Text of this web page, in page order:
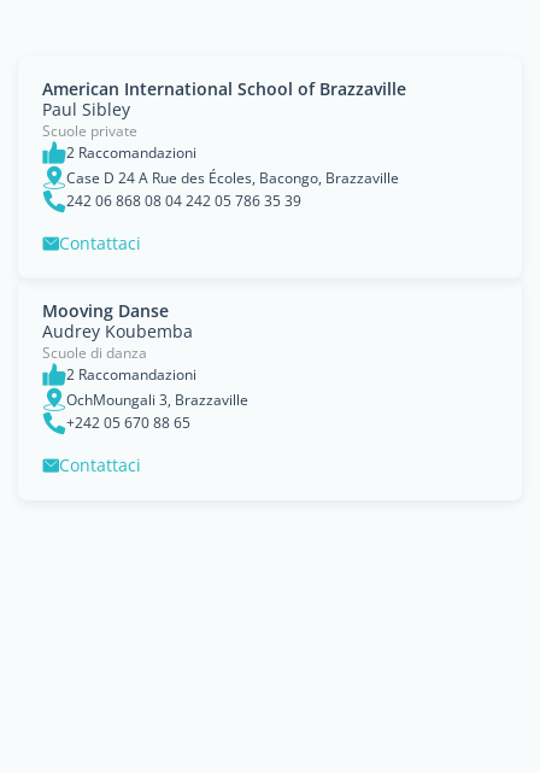
American International School of Brazzaville
Paul Sibley
Scuole private
2 Raccomandazioni
Case D 24 A Rue des Écoles, Bacongo, Brazzaville
242 06 868 08 04 242 05 786 35 39
Contattaci
Mooving Danse
Audrey Koubemba
Scuole di danza
2 Raccomandazioni
OchMoungali 3, Brazzaville
+242 05 670 88 65
Contattaci